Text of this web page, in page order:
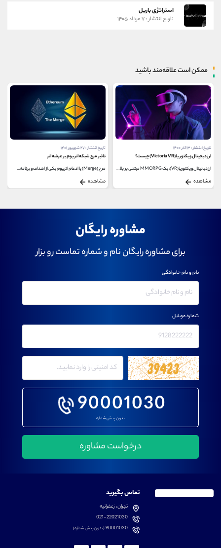
استراتژی باربل
تاریخ انتشار : ۷ مرداد ۱۴۰۵
ممکن است علاقه‌مند باشید
تاریخ انتشار : ۲۷ شهریور ۱۴۰۱
تاثیر مرج شبکه اتریوم بر عرضه اتر
مرج (Merge) یا ادغام اتریوم یکی از اهداف و برنامه...
مشاهده
تاریخ انتشار : ۲ آبان ۱۴۰۳
ایردراپ سونیوم (Soneium)
ایردراپ سونیوم (Sonnium) بخشی از پروژه بلاک چینی...
مشاهده
مشاوره رایگان
برای مشاوره رایگان نام و شماره تماست رو بزار
90001030
بدون پیش شماره
نام و نام خانوادگی
شماره موبایل
تماس بگیرید
تهران، زعفرانیه
021-22021030
90001030(بدون پیش شماره)